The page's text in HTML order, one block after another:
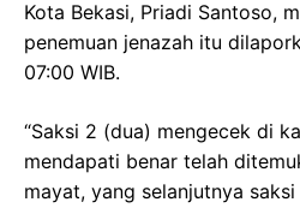
Kota Bekasi, Priadi Santoso,
penemuan jenazah itu
07:00 WIB.
“Saksi 2 (dua) mengecek di
mendapati benar telah
mayat, yang selanjutnya